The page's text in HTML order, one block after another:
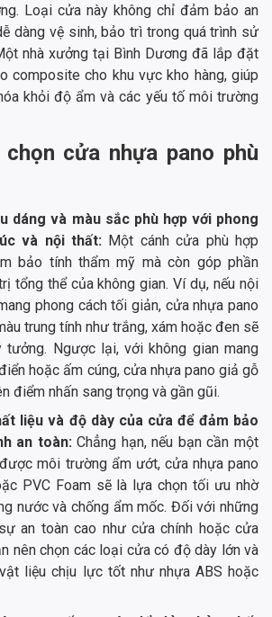
Loại cửa này không chỉ đảm bảo an
dàng vệ sinh, bảo trì trong quá trình sử
nhà xưởng tại Bình Dương đã lắp đặt
composite cho khu vực kho hàng, giúp
khỏi độ ẩm và các yếu tố môi trường
cửa nhựa pano phù
dáng và màu sắc phù hợp với phong
và nội thất: Một cánh cửa phù hợp
bảo tính thẩm mỹ mà còn góp phần
tổng thể của không gian. Ví dụ, nếu nội
phong cách tối giản, cửa nhựa pano
trung tính như trắng, xám hoặc đen sẽ
tưởng. Ngược lại, với không gian mang
hoặc ấm cúng, cửa nhựa pano giả gỗ
điểm nhấn sang trọng và gần gũi.
liệu và độ dày của cửa để đảm bảo
an toàn:Chẳng hạn, nếu bạn cần một
môi trường ẩm ướt, cửa nhựa pano
PVC Foam sẽ là lựa chọn tối ưu nhờ
nước và chống ẩm mốc. Đối với những
an toàn cao như cửa chính hoặc cửa
nên chọn các loại cửa có độ dày lớn và
liệu chịu lực tốt như nhựa ABS hoặc